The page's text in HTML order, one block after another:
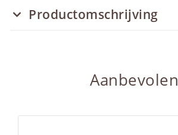
Productomschrijving
Aanbevolen